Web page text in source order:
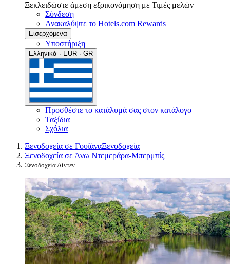
Ξεκλειδώστε άμεση εξοικονόμηση με Τιμές μελών
Σύνδεση
Ανακαλύψτε το Hotels.com Rewards
Εισερχόμενα
Υποστήριξη
Ελληνικά · EUR · GR
Προσθέστε το κατάλυμά σας στον κατάλογο
Ταξίδια
Σχόλια
Ξενοδοχεία σε ΓουϊάναΞενοδοχεία
Ξενοδοχεία σε Άνω Ντεμεράρα-Μπερμπίς
Ξενοδοχεία Λίντεν